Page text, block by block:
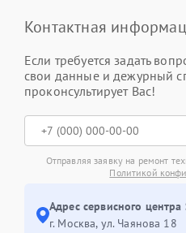
Контактная
Если требуется задать
свои данные и дежурный
проконсультирует Вас!
Отправляя заявку на ремонт
Политикой
Адрес сервисного
г. Москва, ул. Чаянова 18